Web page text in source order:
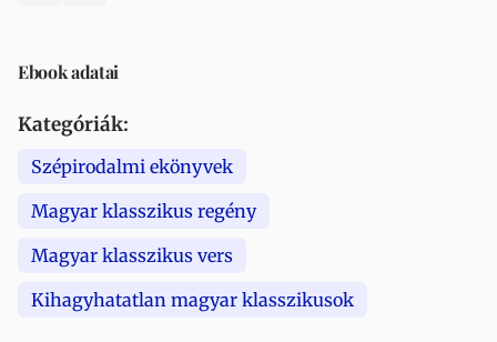
Ebook adatai
Kategóriák:
Szépirodalmi ekönyvek
Magyar klasszikus regény
Magyar klasszikus vers
Kihagyhatatlan magyar klasszikusok